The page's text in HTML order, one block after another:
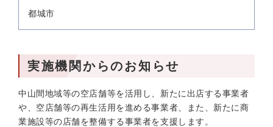
都城市
実施機関からのお知らせ
中山間地域等の空店舗等を活用し、新たに出店する事業者
や、空店舗等の再生活用を進める事業者、また、新たに商
業施設等の店舗を整備する事業者を支援します。